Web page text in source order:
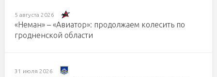
5 августа 2026
«Неман» – «Авиатор»: продолжаем колесить по
гродненской области
31 июля 2026